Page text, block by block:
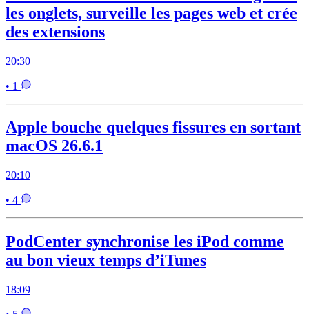
les onglets, surveille les pages web et crée
des extensions
20:30
• 1
Apple bouche quelques fissures en sortant
macOS 26.6.1
20:10
• 4
PodCenter synchronise les iPod comme
au bon vieux temps d’iTunes
18:09